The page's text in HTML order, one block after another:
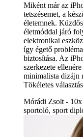
Miként már az
tetszésemet, a
életemnek.
életmóddal járó
elektronikai
így égető
biztosítása. Az
szerkezete
minimalista dizájn
Tökéletes
Mórádi Zsolt -
sportoló, sport